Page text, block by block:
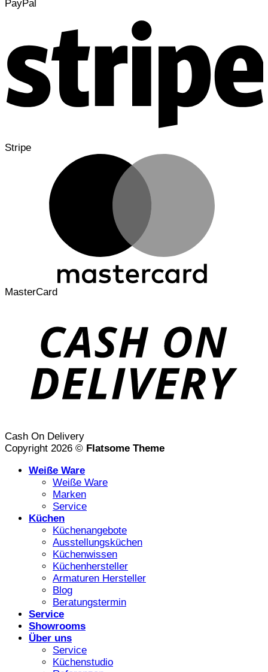
PayPal
Stripe
MasterCard
Cash On Delivery
Copyright 2026 © Flatsome Theme
Weiße Ware
Weiße Ware
Marken
Service
Küchen
Küchenangebote
Ausstellungsküchen
Küchenwissen
Küchenhersteller
Armaturen Hersteller
Blog
Beratungstermin
Service
Showrooms
Über uns
Service
Küchenstudio